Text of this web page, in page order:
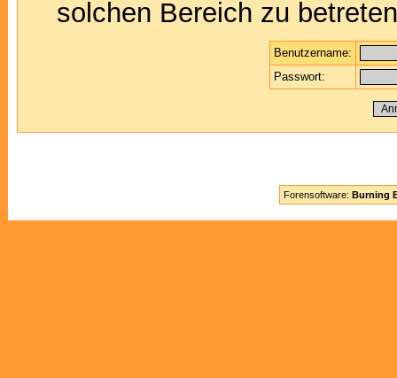
solchen Bereich zu
Benutzername:
Passwort:
Forensoftware: Burning